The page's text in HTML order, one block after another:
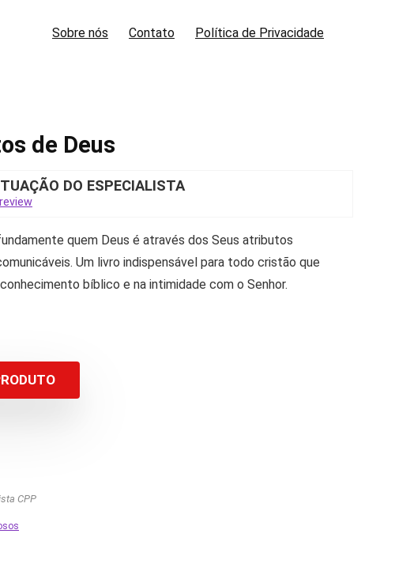
Sobre nós Contato Política de Privacidade
de Deus
DO ESPECIALISTA
quem Deus é através dos Seus atributos
Um livro indispensável para todo cristão que
bíblico e na intimidade com o Senhor.
CPP